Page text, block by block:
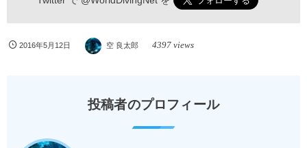
2016年5月12日 空 良太郎 4397 views
投稿者のプロフィール